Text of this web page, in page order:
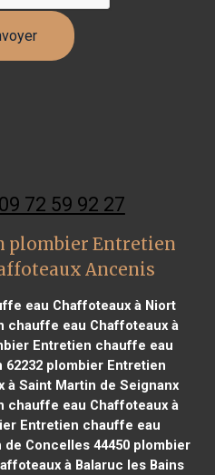
72 59 92 27
plombier Entretien
Ancenis
eau Chaffoteaux à Niort
eau Chaffoteaux à
Entretien chauffe eau
62232plombier Entretien
Saint Martin de Seignanx
eau Chaffoteaux à
Entretien chauffe eau
Concelles 44450plombier
à Balaruc les Bains